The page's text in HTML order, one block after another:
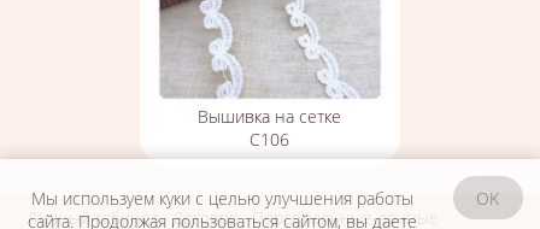
Вышивка на сетке
С106
Личный кабинет Договор Персональные данные
Мы используем куки с целью улучшения работы
сайта. Продолжая пользоваться сайтом, вы даете
OK